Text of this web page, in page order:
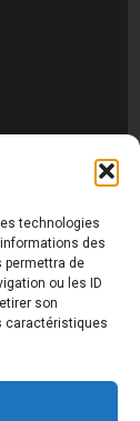
technologies
des
permettra de
ou les ID
son
caractéristiques
de ce site sont